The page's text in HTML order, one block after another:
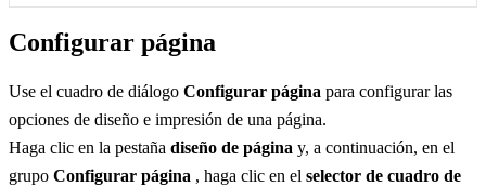
Configurar página
Use el cuadro de diálogo Configurar página para configurar las
opciones de diseño e impresión de una página.
Haga clic en la pestaña diseño de página y, a continuación, en el
grupo Configurar página , haga clic en el selector de cuadro de